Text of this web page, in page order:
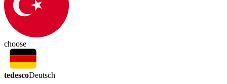
choose
tedescoDeutsch